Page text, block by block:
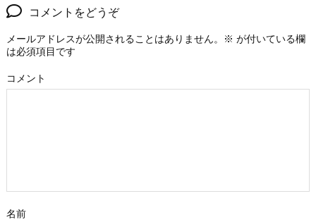
コメントをどうぞ
メールアドレスが公開されることはありません。 ※ が付いている欄
は必須項目です
コメント
名前